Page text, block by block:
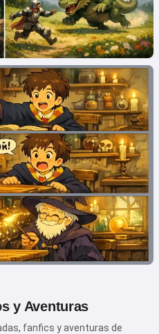
y Aventuras
fanfics y aventuras de